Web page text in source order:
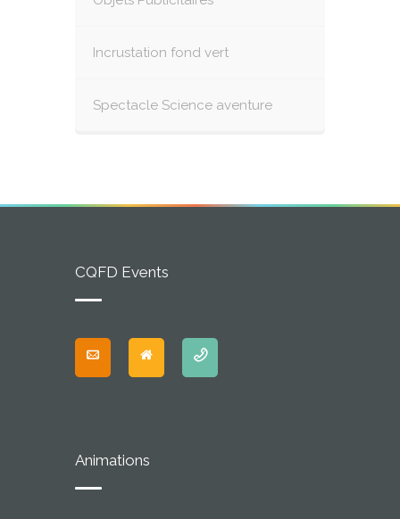
Incrustation fond vert
Spectacle Science aventure
CQFD Events
Animations